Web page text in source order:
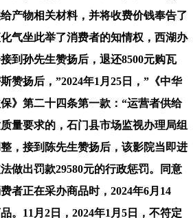
产物相关材料，并将收费价钱奉告了
气坐此举了消费者的知情权，西湖办
到孙先生赞扬后，退还8500元购瓦
赞扬后，”2024年1月25日，”《中华
》第二十四条第一款：“运营者供给
量要求的，石门县市场监视办理局组
，接到陈先生赞扬后，该影院当即进
做出罚款29580元的行政惩罚。同意
者正在采办商品时，2024年6月14
。11月2日，2024年1月5日，不符定